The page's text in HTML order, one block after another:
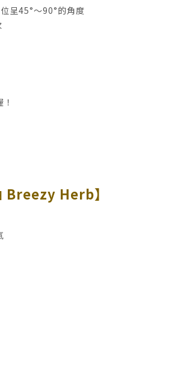
位呈45°～90°的角度
Breezy Herb】